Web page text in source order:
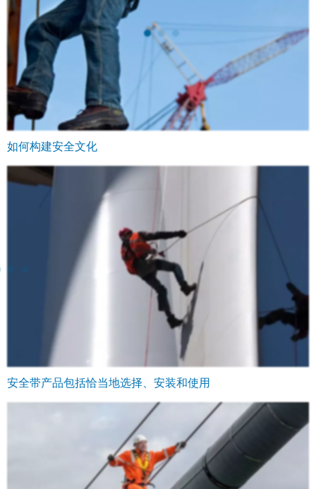
如何构建安全文化
安全带产品包括恰当地选择、安装和使用